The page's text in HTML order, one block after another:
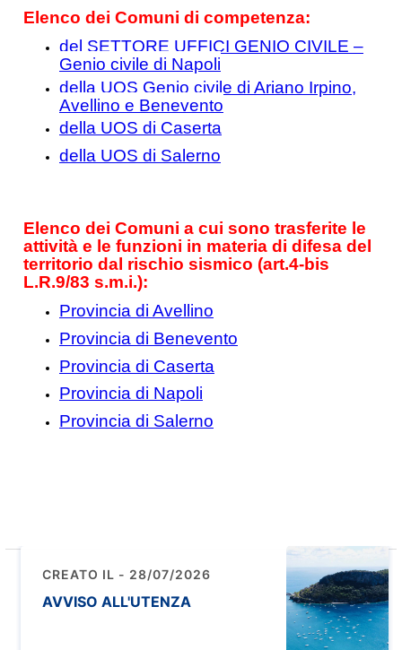
CREATO IL - 28/07/2026
AVVISO ALL'UTENZA